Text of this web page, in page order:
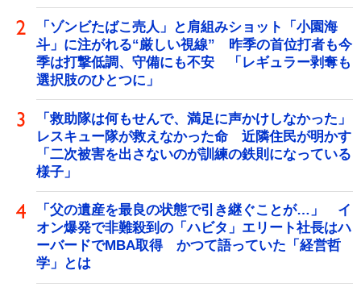
「ゾンビたばこ売人」と肩組みショット「小園海
斗」に注がれる“厳しい視線” 昨季の首位打者も今
季は打撃低調、守備にも不安 「レギュラー剥奪も
選択肢のひとつに」
「救助隊は何もせんで、満足に声かけしなかった」
レスキュー隊が救えなかった命 近隣住民が明かす
「二次被害を出さないのが訓練の鉄則になっている
様子」
「父の遺産を最良の状態で引き継ぐことが…」 イ
オン爆発で非難殺到の「ハビタ」エリート社長はハ
ーバードでMBA取得 かつて語っていた「経営哲
学」とは